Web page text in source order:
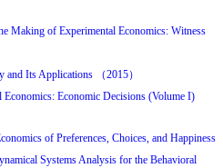
Making of Experimental Economics: Witness
Its Applications （2015）
Economic Decisions (Volume I)
of Preferences, Choices, and Happiness
Systems Analysis for the Behavioral